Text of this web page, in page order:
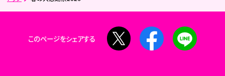
このページをシェアする
Facebook